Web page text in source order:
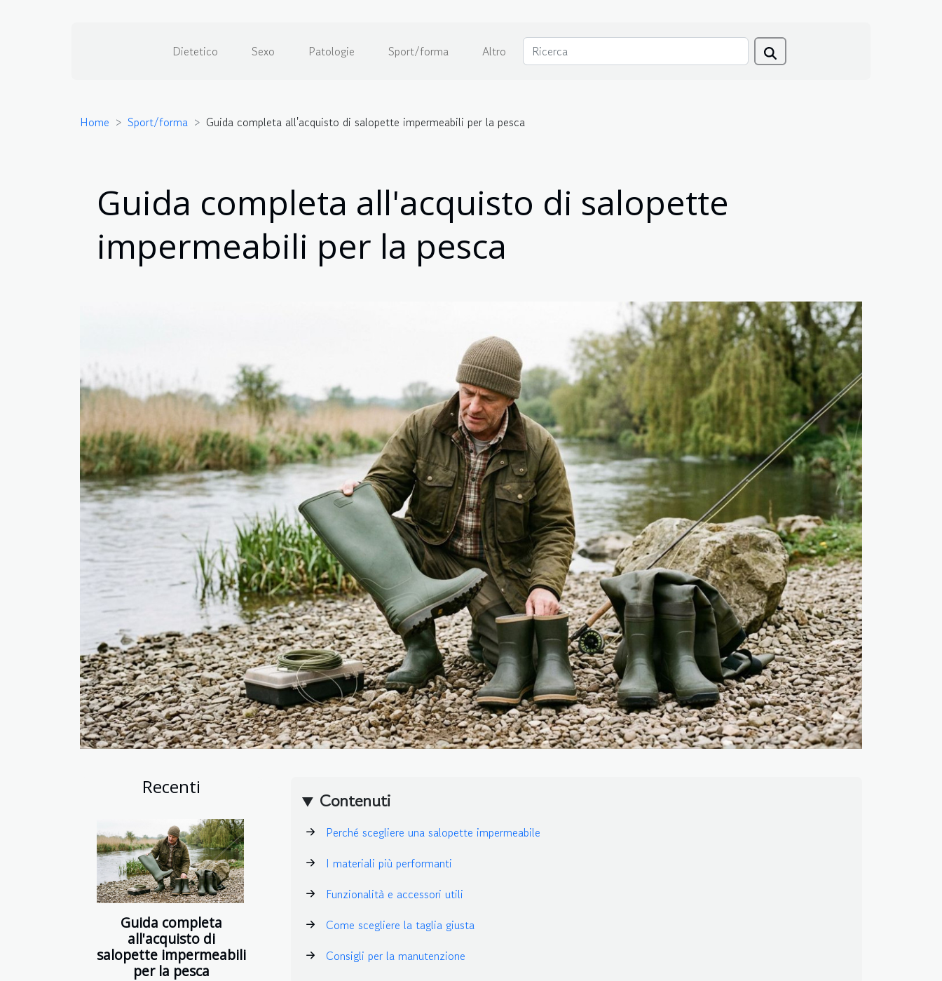
Dietetico Sexo Patologie Sport/forma Altro
Home Sport/forma Guida completa all'acquisto di salopette impermeabili per la pesca
Guida completa all'acquisto di salopette
impermeabili per la pesca
Recenti
Guida completa
all'acquisto di
salopette impermeabili
per la pesca
Contenuti
Perché scegliere una salopette impermeabile
I materiali più performanti
Funzionalità e accessori utili
Come scegliere la taglia giusta
Consigli per la manutenzione